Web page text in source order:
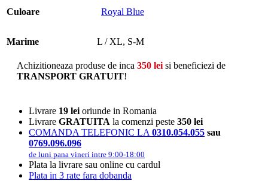
Culoare Royal Blue
Marime L / XL, S-M
Achizitioneaza produse de inca 350 lei si beneficiezi de
TRANSPORT GRATUIT!
Livrare 19 lei oriunde in Romania
Livrare GRATUITA la comenzi peste 350 lei
COMANDA TELEFONIC LA 0310.054.055 sau
0769.096.096
de luni pana vineri intre 9:00-18:00
Plata la livrare sau online cu cardul
Plata in 3 rate fara dobanda